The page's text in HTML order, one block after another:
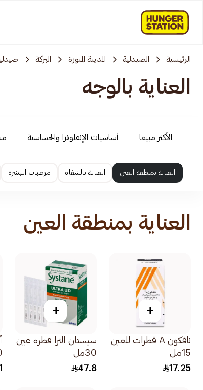
الرئيسية الصيدلية المدينة المنورة البركة
العناية بالوجه
الأكثر مبيعا أساسيات الإنفلونزا والحساسية
العناية بمنطقة العين العناية بالشفاه مرطبات البشرة
العناية بمنطقة العين
+
نافكون A قطرات للعين
15مل
17.25
+
سيستان الترا قطره عين
30مل
47.8